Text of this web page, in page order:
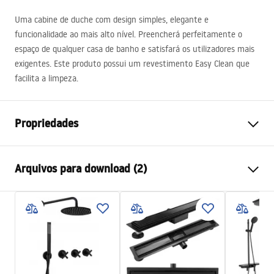
Uma cabine de duche com design simples, elegante e
funcionalidade ao mais alto nível. Preencherá perfeitamente o
espaço de qualquer casa de banho e satisfará os utilizadores mais
exigentes. Este produto possui um revestimento Easy Clean que
facilita a limpeza.
Propriedades
Cor
Preto
Tipo de cabina
Canto
Cor do vidro
Transparente 6mm
Como abrir
Inclinado em ambos os lados
Assembléia
Em uma base de chuveiro ou
piso
Arquivos para download (2)
shower manual
shower manual.pdf
Instrukcja montażu